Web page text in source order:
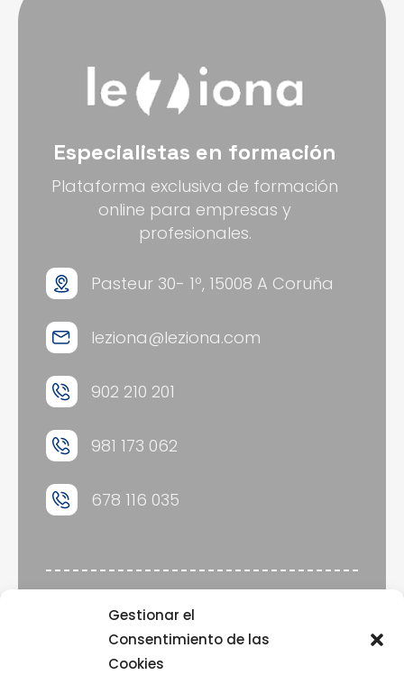
Gestionar el
Consentimiento de las
Cookies
Especialistas en formación
Plataforma exclusiva de formación
online para empresas y
profesionales.
Pasteur 30- 1º, 15008 A Coruña
leziona@leziona.com
902 210 201
981 173 062
678 116 035
Aviso legal
Política de cookies
Política de privacidad